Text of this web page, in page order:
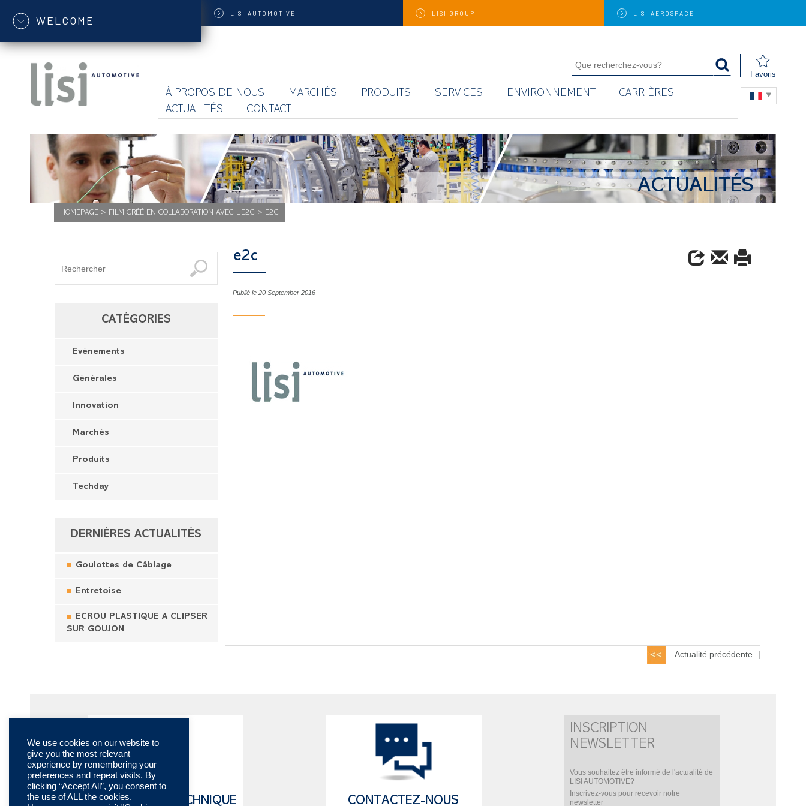
WELCOME
LISI AUTOMOTIVE LISI GROUP LISI AEROSPACE
Favoris
À PROPOS DE NOUS MARCHÉS PRODUITS SERVICES ENVIRONNEMENT
CARRIÈRES
ACTUALITÉS
CONTACT
ACTUALITÉS
HOMEPAGE> FILM CRÉÉ EN COLLABORATION AVEC L’E2C > E2C
CATÉGORIES
Evénements
Générales
Innovation
Marchés
Produits
Techday
DERNIÈRES ACTUALITÉS
Goulottes de Câblage
Entretoise
ECROU PLASTIQUE A CLIPSER
SUR GOUJON
e2c
Publié le 20 September 2016
Actualité précédente |
CATALOGUE TECHNIQUE CONTACTEZ-NOUS
INSCRIPTION
NEWSLETTER
Vous souhaitez être informé de l'actualité de
LISI AUTOMOTIVE?
Inscrivez-vous pour recevoir notre
newsletter
We use cookies on our website to
give you the most relevant
experience by remembering your
preferences and repeat visits. By
clicking “Accept All”, you consent to
the use of ALL the cookies.